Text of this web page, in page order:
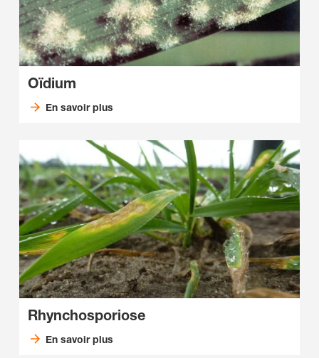
Oïdium
En savoir plus
Rhynchosporiose
En savoir plus